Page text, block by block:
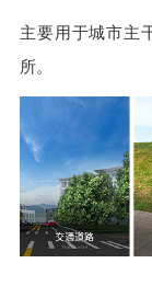
主要用于城市主
所。